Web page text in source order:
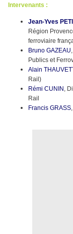
Intervenants :
Jean-Yves
Région
ferroviaire
Bruno GAZEAU
Publics et
Alain
Rail)
Rémi CUNIN ,
Rail
Francis GRASS